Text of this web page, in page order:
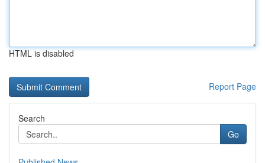
HTML is disabled
Report Page
Search
Go